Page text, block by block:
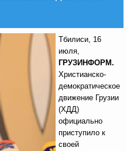
Тбилиси, 16
июля,
ГРУЗИНФОРМ.
Христианско-
демократическое
движение Грузии
(ХДД)
официально
приступило к
своей